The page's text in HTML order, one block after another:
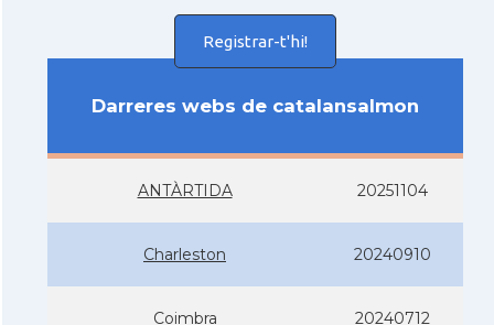
Registrar-t'hi!
Darreres webs de catalansalmon
ANTÀRTIDA 20251104
Charleston 20240910
Coimbra 20240712